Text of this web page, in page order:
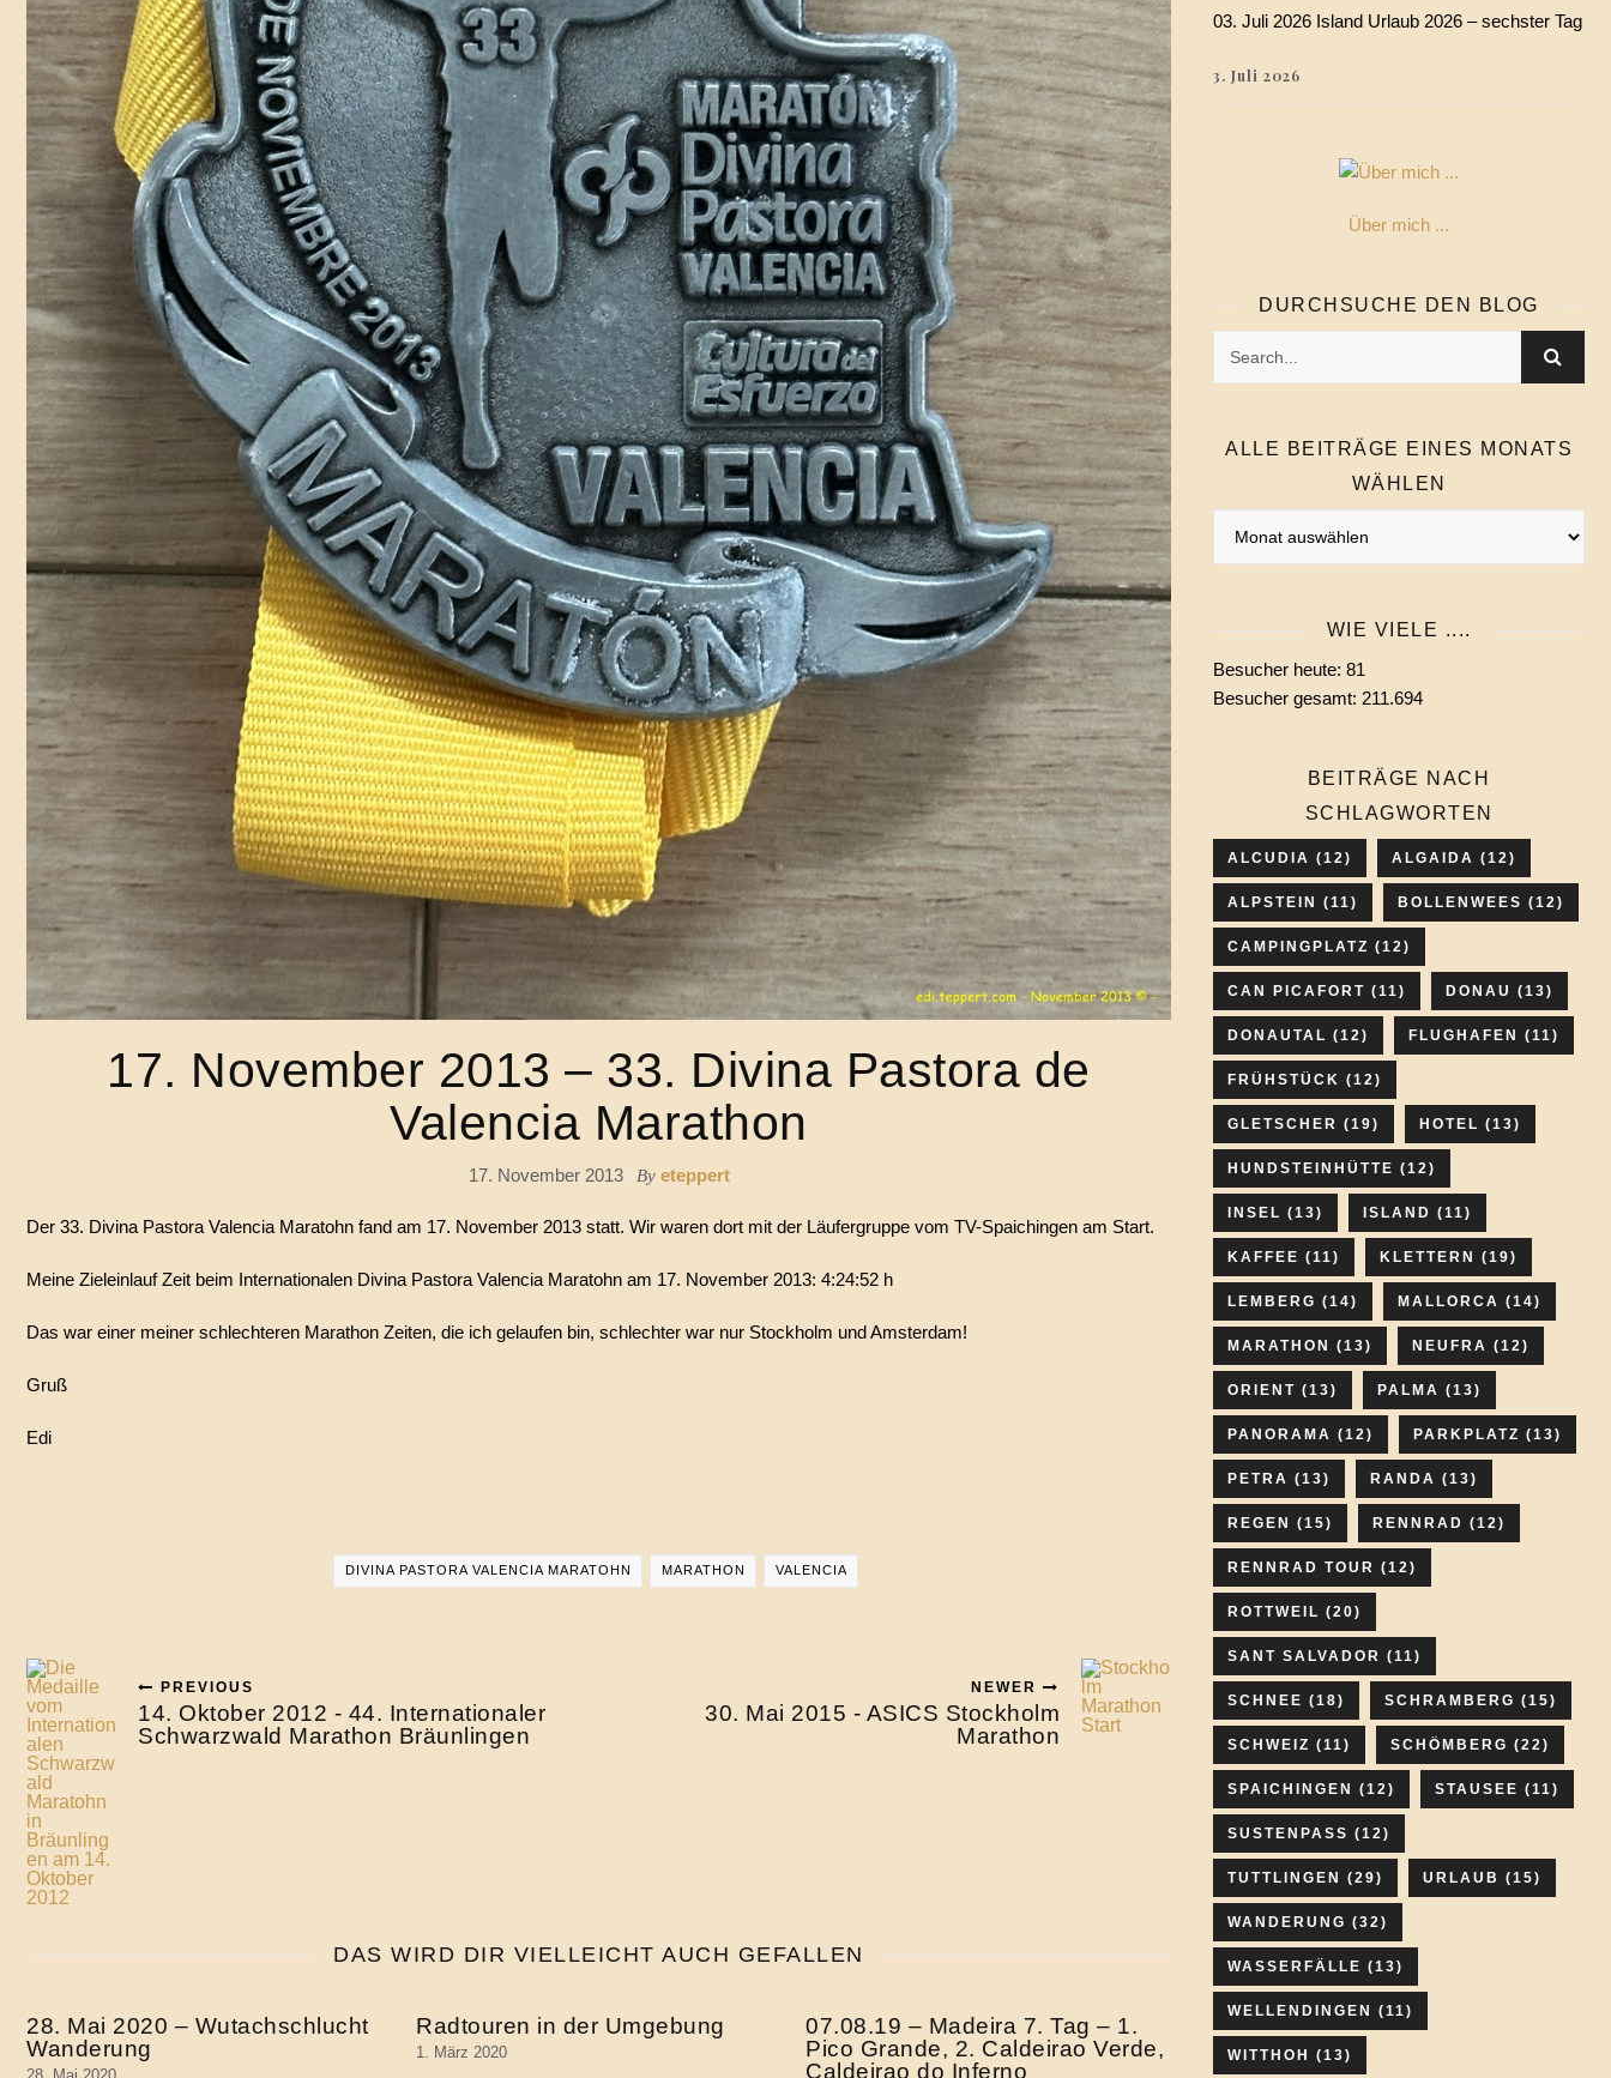
17. November 2013 – 33. Divina Pastora de
Valencia Marathon
17. November 2013 By eteppert
Der 33. Divina Pastora Valencia Maratohn fand am 17. November 2013 statt. Wir waren dort mit der Läufergruppe vom TV-Spaichingen am Start.
Meine Zieleinlauf Zeit beim Internationalen Divina Pastora Valencia Maratohn am 17. November 2013: 4:24:52 h
Das war einer meiner schlechteren Marathon Zeiten, die ich gelaufen bin, schlechter war nur Stockholm und Amsterdam!
Gruß
Edi
DIVINA PASTORA VALENCIA MARATOHN MARATHON VALENCIA
PREVIOUS
14. Oktober 2012 - 44. Internationaler
Schwarzwald Marathon Bräunlingen
NEWER
30. Mai 2015 - ASICS Stockholm
Marathon
DAS WIRD DIR VIELLEICHT AUCH GEFALLEN
28. Mai 2020 – Wutachschlucht
Wanderung
Radtouren in der Umgebung
1. März 2020
07.08.19 – Madeira 7. Tag – 1.
Pico Grande, 2. Caldeirao Verde,
Caldeirao do Inferno
03. Juli 2026 Island Urlaub 2026 – sechster Tag
3. Juli 2026
Über mich ...
DURCHSUCHE DEN BLOG
ALLE BEITRÄGE EINES MONATS
WÄHLEN
wählen
WIE VIELE ....
Besucher heute: 81
Besucher gesamt: 211.694
BEITRÄGE NACH
SCHLAGWORTEN
ALCUDIA (12) ALGAIDA (12)
ALPSTEIN (11) BOLLENWEES (12)
CAMPINGPLATZ (12)
CAN PICAFORT (11) DONAU (13)
DONAUTAL (12) FLUGHAFEN (11)
FRÜHSTÜCK (12)
GLETSCHER (19) HOTEL (13)
HUNDSTEINHÜTTE (12)
INSEL (13) ISLAND (11)
KAFFEE (11) KLETTERN (19)
LEMBERG (14) MALLORCA (14)
MARATHON (13) NEUFRA (12)
ORIENT (13) PALMA (13)
PANORAMA (12) PARKPLATZ (13)
PETRA (13) RANDA (13)
REGEN (15) RENNRAD (12)
RENNRAD TOUR (12)
ROTTWEIL (20)
SANT SALVADOR (11)
SCHNEE (18) SCHRAMBERG (15)
SCHWEIZ (11) SCHÖMBERG (22)
SPAICHINGEN (12) STAUSEE (11)
SUSTENPASS (12)
TUTTLINGEN (29) URLAUB (15)
WANDERUNG (32)
WASSERFÄLLE (13)
WELLENDINGEN (11)
WITTHOH (13)